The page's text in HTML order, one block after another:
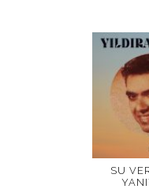
SU